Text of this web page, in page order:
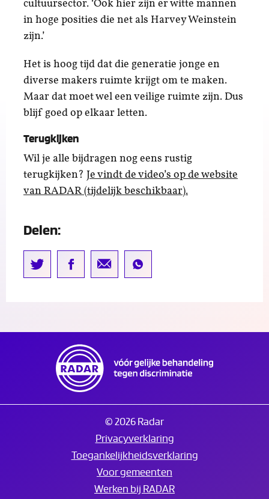
cultuursector. ‘Ook hier zijn er witte mannen
in hoge posities die net als Harvey Weinstein
zijn.’
Het is hoog tijd dat die generatie jonge en
diverse makers ruimte krijgt om te maken.
Maar dat moet wel een veilige ruimte zijn. Dus
blijf goed op elkaar letten.
Terugkijken
Wil je alle bijdragen nog eens rustig
terugkijken? Je vindt de video’s op de website
van RADAR (tijdelijk beschikbaar).
Delen:
© 2026 Radar
Privacyverklaring
Toegankelijkheidsverklaring
Voor gemeenten
Werken bij RADAR